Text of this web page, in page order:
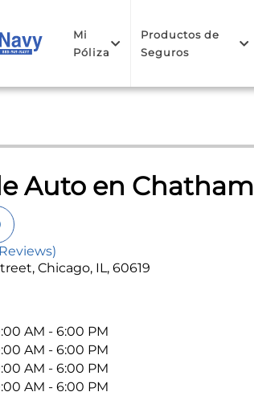
Mi
Póliza
Productos de
Seguros
Auto en Chatham
Chicago, IL, 60619
AM - 6:00 PM
AM - 6:00 PM
AM - 6:00 PM
AM - 6:00 PM